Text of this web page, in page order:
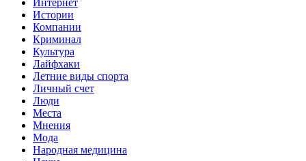
Истории
Компании
Криминал
Культура
Лайфхаки
Летние виды спорта
Личный счет
Люди
Места
Мнения
Мода
Народная медицина